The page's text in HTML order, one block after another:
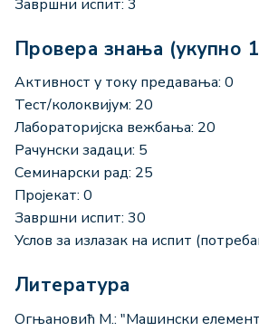
Завршни испит: 3
Провера знања (укупно
Активност у току предавања: 0
Тест/колоквијум: 20
Лабораторијска вежбања: 20
Рачунски задаци: 5
Семинарски рад: 25
Пројекат: 0
Завршни испит: 30
Услов за излазак на испит
Литература
Огњановић М.: "Машински